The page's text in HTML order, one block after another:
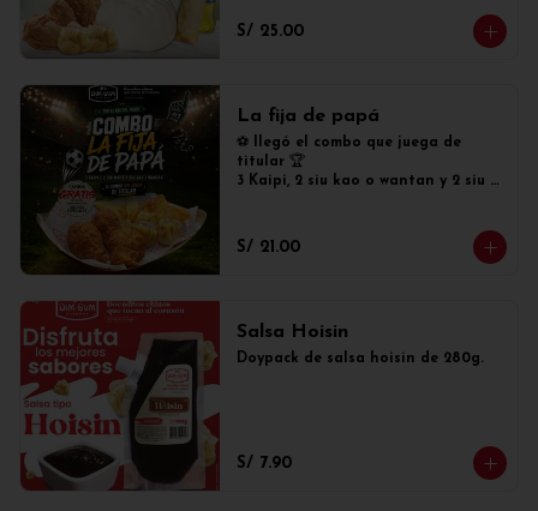
S/ 25.00
La fija de papá
⚽ llegó el combo que juega de
titular 🏆
3 Kaipi, 2 siu kao o wantan y 2 siu
por siu mai especiales!
S/ 21.00
Salsa Hoisin
Doypack de salsa hoisin de 280g.
S/ 7.90